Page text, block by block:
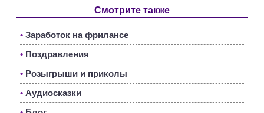
Смотрите также
• Заработок на фрилансе
• Поздравления
• Розыгрыши и приколы
• Аудиосказки